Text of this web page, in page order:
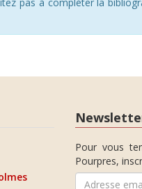
Pour vous
Pourpres,